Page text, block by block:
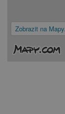
Zobrazit na